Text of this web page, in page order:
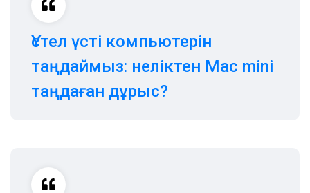
Үстел үсті компьютерін
таңдаймыз: неліктен Mac mini
таңдаған дұрыс?